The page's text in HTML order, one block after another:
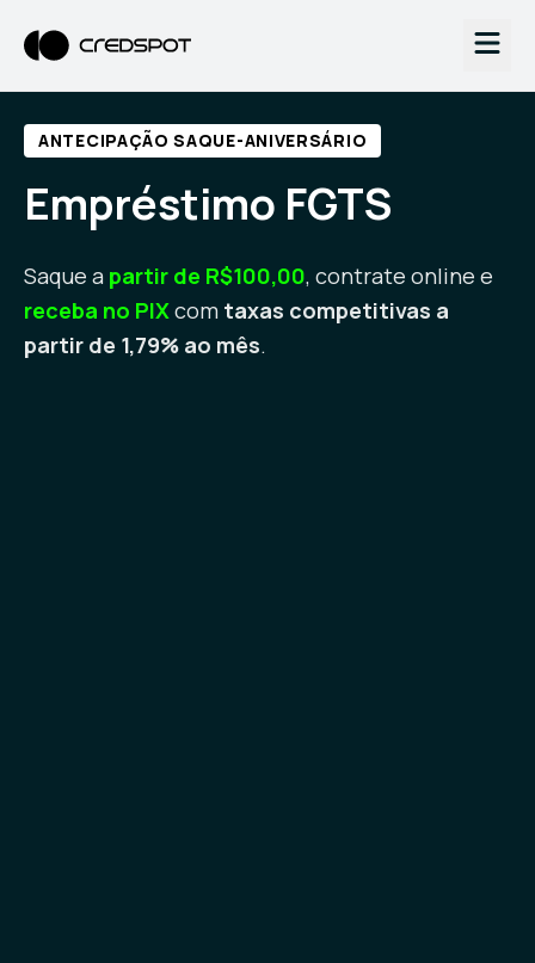
ANTECIPAÇÃO SAQUE-ANIVERSÁRIO
Empréstimo FGTS
Saque a partir de R$100,00, contrate online e
receba no PIXcom taxas competitivas a
partir de 1,79% ao mês.